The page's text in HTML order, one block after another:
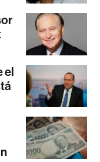
el